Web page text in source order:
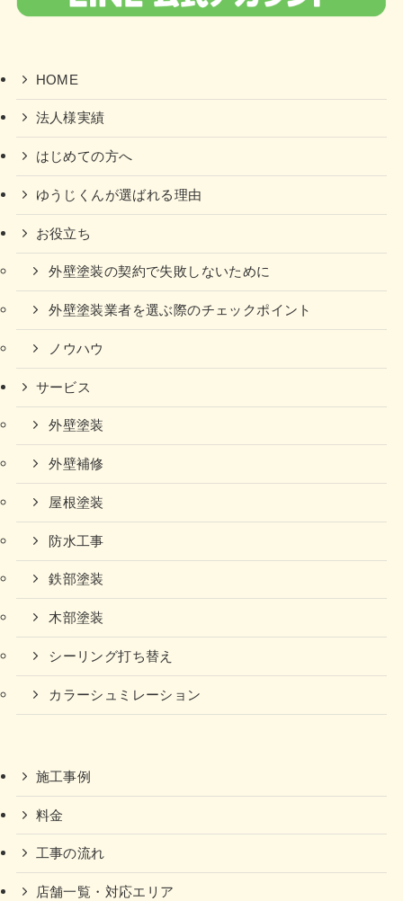
HOME
法人様実績
はじめての方へ
ゆうじくんが選ばれる理由
お役立ち
外壁塗装の契約で失敗しないために
外壁塗装業者を選ぶ際のチェックポイント
ノウハウ
サービス
外壁塗装
外壁補修
屋根塗装
防水工事
鉄部塗装
木部塗装
シーリング打ち替え
カラーシュミレーション
施工事例
料金
工事の流れ
店舗一覧・対応エリア